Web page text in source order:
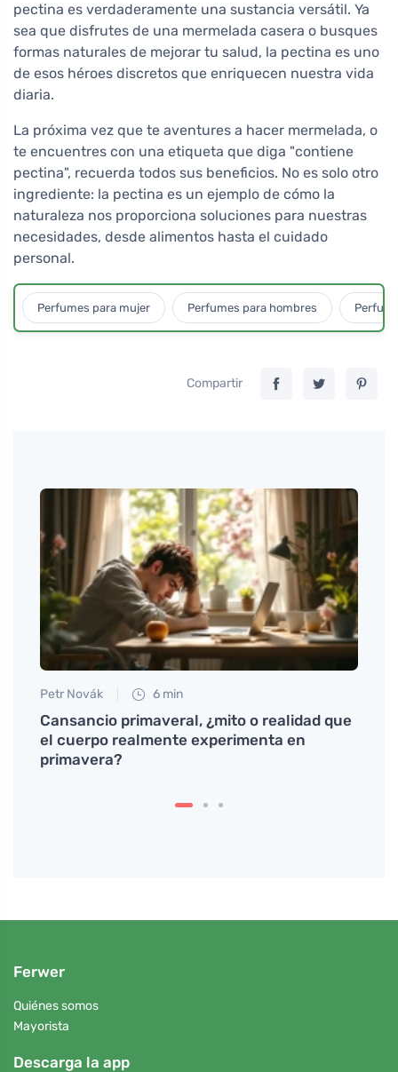
pectina es verdaderamente una sustancia versátil. Ya
sea que disfrutes de una mermelada casera o busques
formas naturales de mejorar tu salud, la pectina es uno
de esos héroes discretos que enriquecen nuestra vida
diaria.
La próxima vez que te aventures a hacer mermelada, o
te encuentres con una etiqueta que diga "contiene
pectina", recuerda todos sus beneficios. No es solo otro
ingrediente: la pectina es un ejemplo de cómo la
naturaleza nos proporciona soluciones para nuestras
necesidades, desde alimentos hasta el cuidado
personal.
Perfumes para mujer Perfumes para hombres
Compartir
Petr Novák 6 min
Cansancio primaveral, ¿mito o realidad que
el cuerpo realmente experimenta en
primavera?
Ferwer
Quiénes somos
Mayorista
Descarga la app